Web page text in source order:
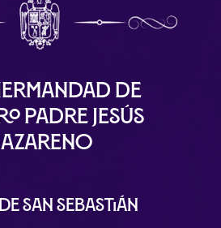
de
Padre Jesús
San Sebastián